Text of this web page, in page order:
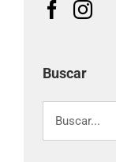
Buscar